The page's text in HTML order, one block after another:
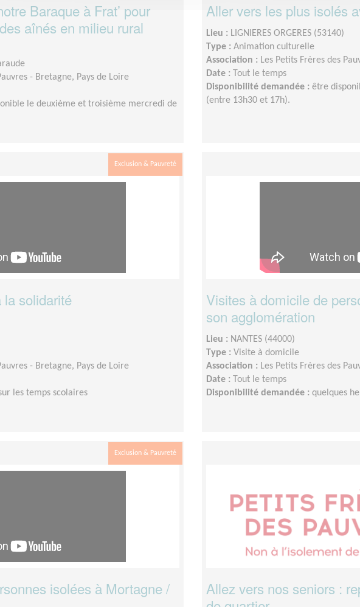
Baraque à Frat’ pour
aînés en milieu rural
- Bretagne, Pays de Loire
le deuxième et troisième mercredi de
Aller vers les plus isolés
Lieu : LIGNIERES ORGERES (53140)
Type : Animation culturelle
Association : Les Petits Frères des
Date :
Tout le temps
Disponibilité demandée : être
(entre 13h30 et 17h).
Exclusion & Pauvreté
solidarité
- Bretagne, Pays de Loire
les temps scolaires
Visites à domicile de
son agglomération
Lieu : NANTES (44000)
Type : Visite à domicile
Association : Les Petits Frères des
Date :
Tout le temps
Disponibilité demandée : quelques
Exclusion & Pauvreté
isolées à Mortagne /
Allez vers nos seniors :